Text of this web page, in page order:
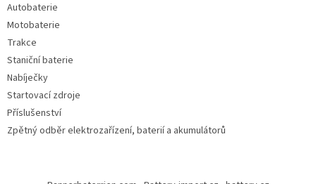
Autobaterie
Motobaterie
Trakce
Staniční baterie
Nabíječky
Startovací zdroje
Příslušenství
Zpětný odběr elektrozařízení, baterií a akumulátorů